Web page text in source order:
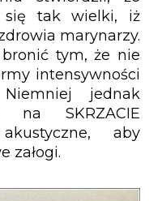
się tak wielki, iż
marynarzy.
bronić tym, że nie
intensywności
jednak
na SKRZACIE
aby
załogi.